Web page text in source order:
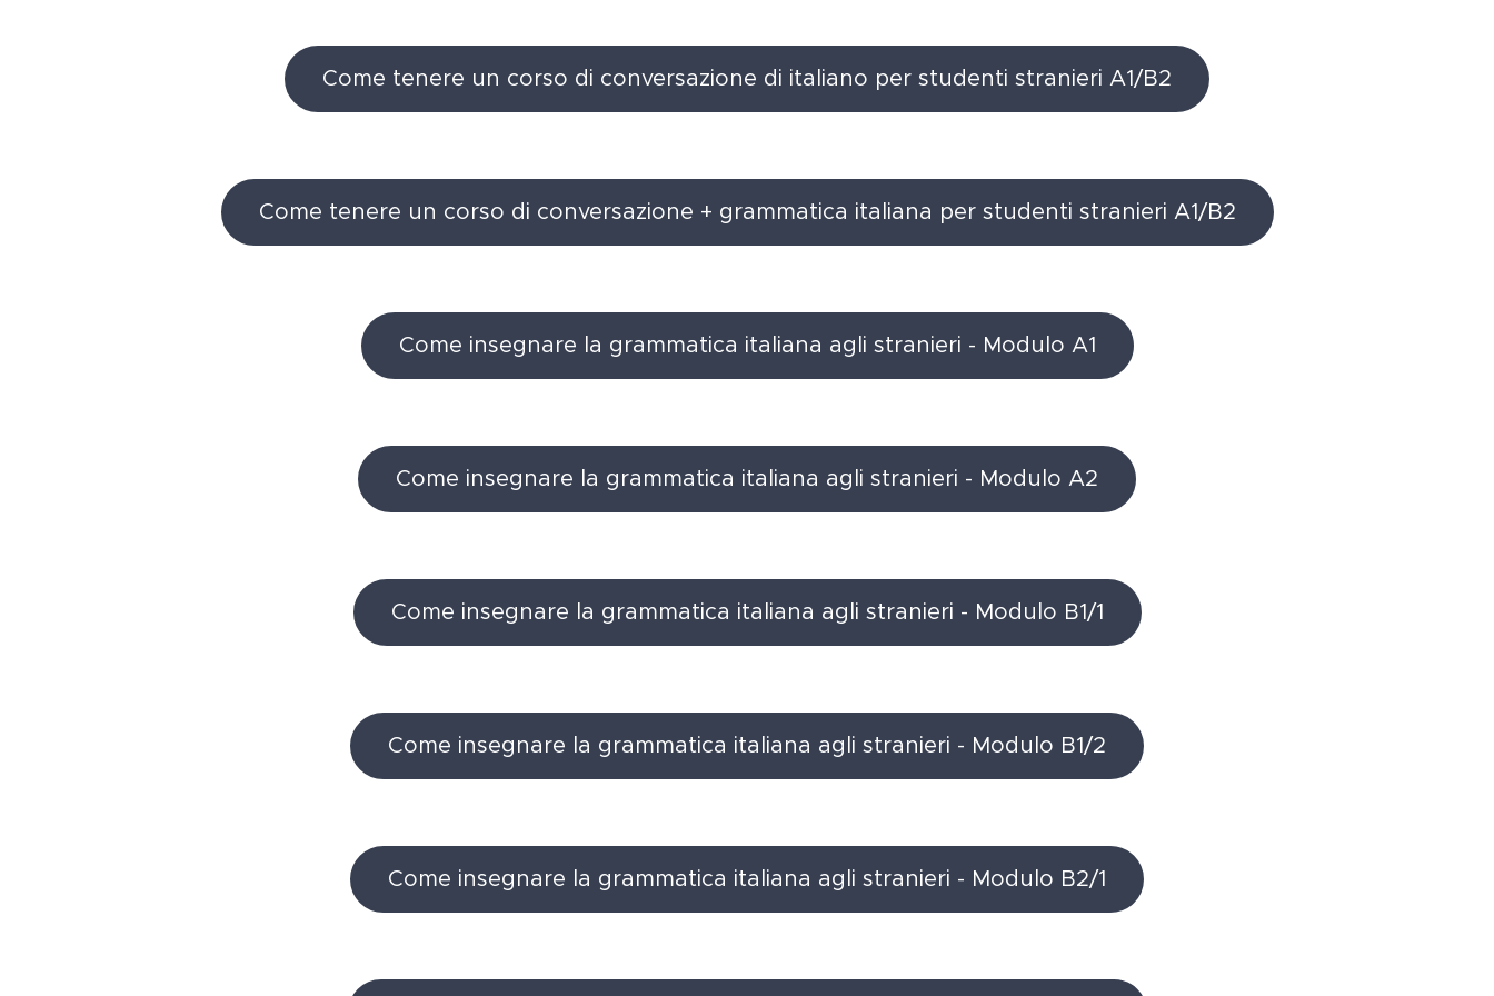
Come tenere un corso di conversazione di italiano per studenti stranieri A1/B2
Come tenere un corso di conversazione + grammatica italiana per studenti stranieri A1/B2
Come insegnare la grammatica italiana agli stranieri - Modulo A1
Come insegnare la grammatica italiana agli stranieri - Modulo A2
Come insegnare la grammatica italiana agli stranieri - Modulo B1/1
Come insegnare la grammatica italiana agli stranieri - Modulo B1/2
Come insegnare la grammatica italiana agli stranieri - Modulo B2/1